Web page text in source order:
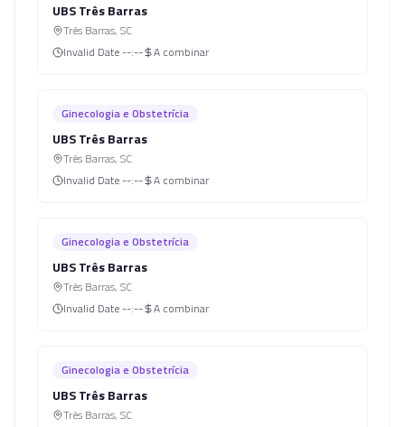
UBS Três Barras
Três Barras, SC
Invalid Date --:-- A combinar
Ginecologia e Obstetrícia
UBS Três Barras
Três Barras, SC
Invalid Date --:-- A combinar
Ginecologia e Obstetrícia
UBS Três Barras
Três Barras, SC
Invalid Date --:-- A combinar
Ginecologia e Obstetrícia
UBS Três Barras
Três Barras, SC